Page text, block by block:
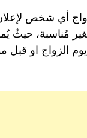
أي شخص
مُناسبة،
الزواج او قبل